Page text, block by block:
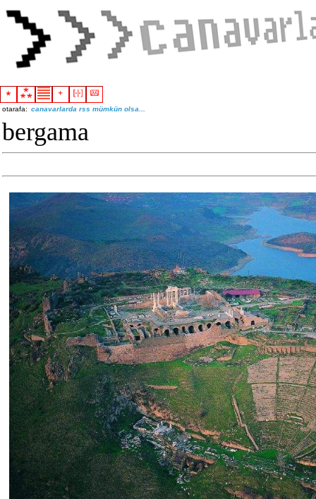
otarafa: canavarlarda rss mümkün olsa...
bergama